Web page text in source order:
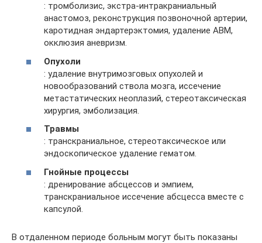
: тромболизис, экстра-интракраниальный
анастомоз, реконструкция позвоночной артерии,
каротидная эндартерэктомия, удаление АВМ,
окклюзия аневризм.
Опухоли
: удаление внутримозговых опухолей и
новообразований ствола мозга, иссечение
метастатических неоплазий, стереотаксическая
хирургия, эмболизация.
Травмы
: транскраниальное, стереотаксическое или
эндоскопическое удаление гематом.
Гнойные процессы
: дренирование абсцессов и эмпием,
транскраниальное иссечение абсцесса вместе с
капсулой.
В отдаленном периоде больным могут быть показаны